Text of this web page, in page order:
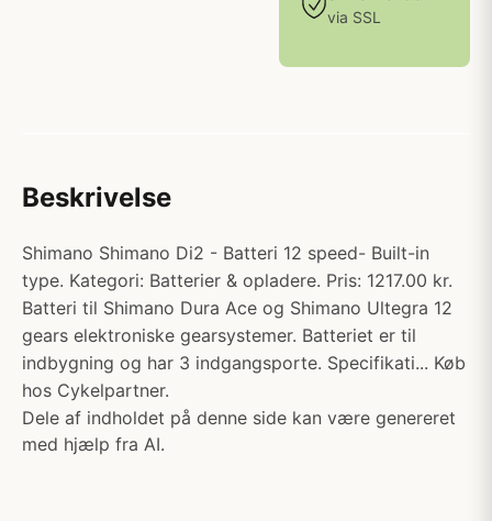
via SSL
Beskrivelse
Shimano Shimano Di2 - Batteri 12 speed- Built-in
type. Kategori: Batterier & opladere. Pris: 1217.00 kr.
Batteri til Shimano Dura Ace og Shimano Ultegra 12
gears elektroniske gearsystemer. Batteriet er til
indbygning og har 3 indgangsporte. Specifikati... Køb
hos Cykelpartner.
Dele af indholdet på denne side kan være genereret
med hjælp fra AI.